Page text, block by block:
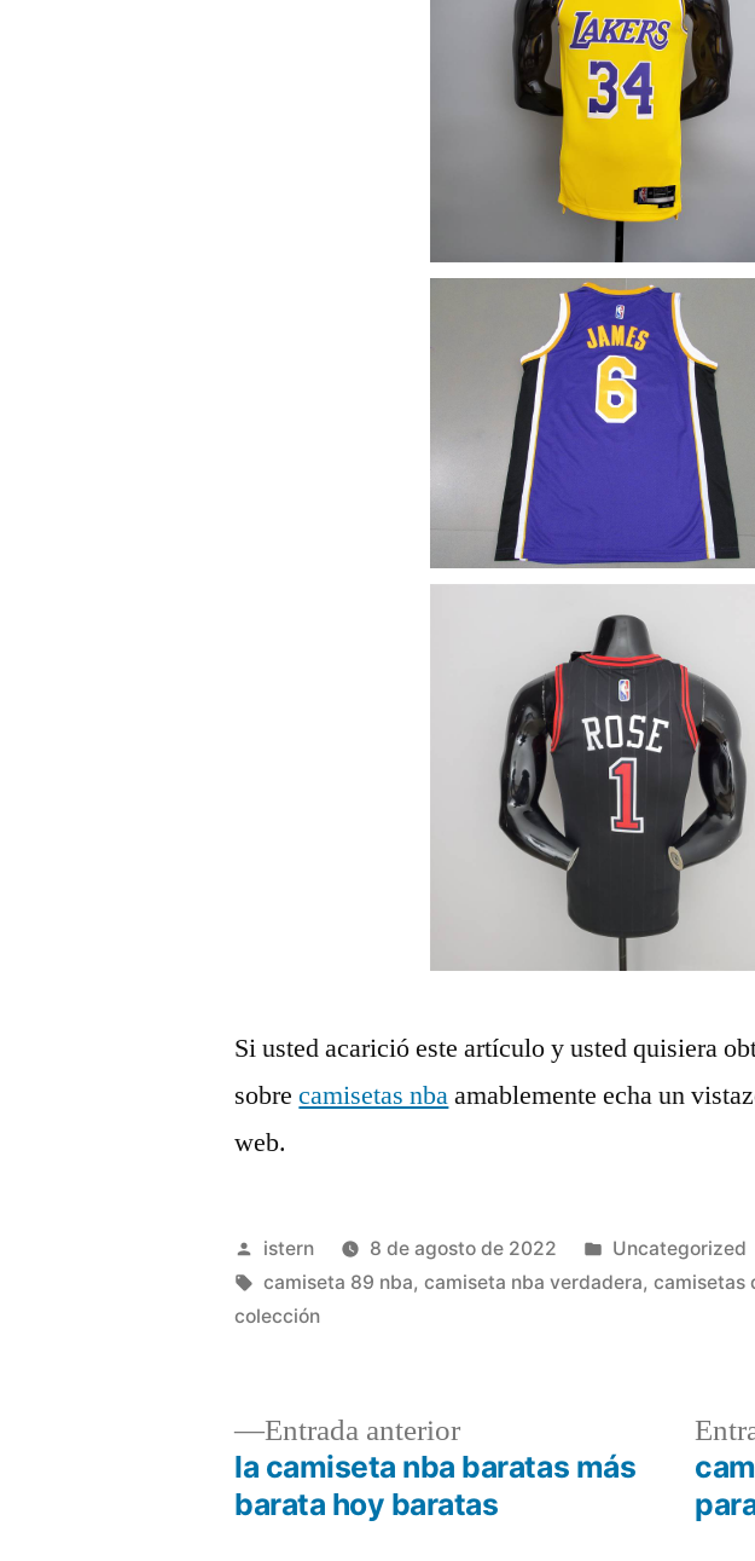
Si usted acarició este artículo y usted quisiera
sobrecamisetas nbaamablemente echa un
web.
Publicado
por
istern 8 de agosto de 2022
Publicado
en
Uncategorized
Etiquetas:
camiseta 89 nba,camiseta nba verdadera,camisetas
colección
Navegación
Entrada anteriorEntrada
anterior:
la camiseta nba baratas más
barata hoy baratas